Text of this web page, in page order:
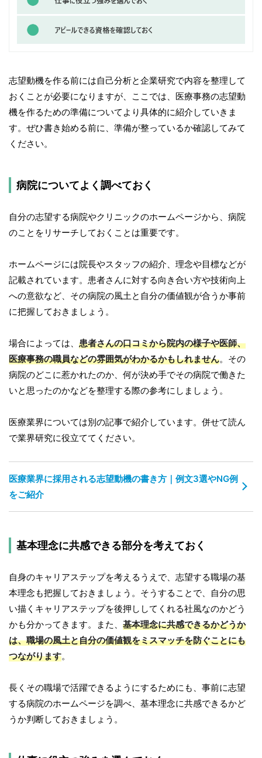
志望動機を作る前には自己分析と企業研究で内容を整理して
おくことが必要になりますが、ここでは、医療事務の志望動
機を作るための準備についてより具体的に紹介していきま
す。ぜひ書き始める前に、準備が整っているか確認してみて
ください。
病院についてよく調べておく
自分の志望する病院やクリニックのホームページから、病院
のことをリサーチしておくことは重要です。
ホームページには院長やスタッフの紹介、理念や目標などが
記載されています。患者さんに対する向き合い方や技術向上
への意欲など、その病院の風土と自分の価値観が合うか事前
に把握しておきましょう。
場合によっては、 患者さんの口コミから院内の様子や医師、
医療事務の職員などの雰囲気がわかるかもしれません。その
病院のどこに惹かれたのか、何が決め手でその病院で働きた
いと思ったのかなどを整理する際の参考にしましょう。
医療業界については別の記事で紹介しています。併せて読ん
で業界研究に役立ててください。
医療業界に採用される志望動機の書き方｜例文3選やNG例
をご紹介
基本理念に共感できる部分を考えておく
自身のキャリアステップを考えるうえで、志望する職場の基
本理念も把握しておきましょう。そうすることで、自分の思
い描くキャリアステップを後押ししてくれる社風なのかどう
かも分かってきます。また、 基本理念に共感できるかどうか
は、職場の風土と自分の価値観をミスマッチを防ぐことにも
つながります。
長くその職場で活躍できるようにするためにも、事前に志望
する病院のホームページを調べ、基本理念に共感できるかど
うか判断しておきましょう。